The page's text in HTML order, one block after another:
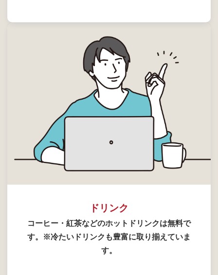
ドリンク
コーヒー・紅茶などのホットドリンクは無料で
す。※冷たいドリンクも豊富に取り揃えていま
す。